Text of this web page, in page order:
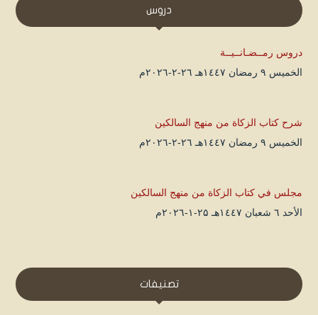
دروس
دروس رمــضـانــيــة
الخميس ۹ رمضان ۱٤٤۷هـ ۲٦-۲-۲۰۲٦م
شرح كتاب الزكاة من منهج السالكين
الخميس ۹ رمضان ۱٤٤۷هـ ۲٦-۲-۲۰۲٦م
مجلس في كتاب الزكاة من منهج السالكين
الأحد ٦ شعبان ۱٤٤۷هـ ۲۵-۱-۲۰۲٦م
تصنيفات